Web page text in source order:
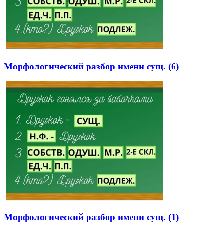
Морфологический разбор имени сущ. (6)
Морфологический разбор имени сущ. (1)